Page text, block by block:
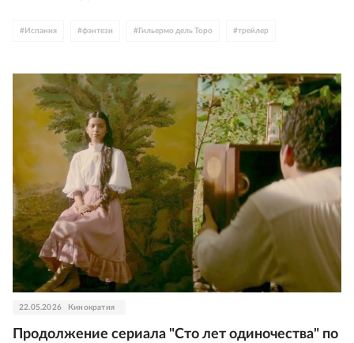
# Испания #фэнтези # Гильермо дель Торо #трейлер
22.05.2026 Кинократия
Продолжение сериала "Сто лет одиночества" по